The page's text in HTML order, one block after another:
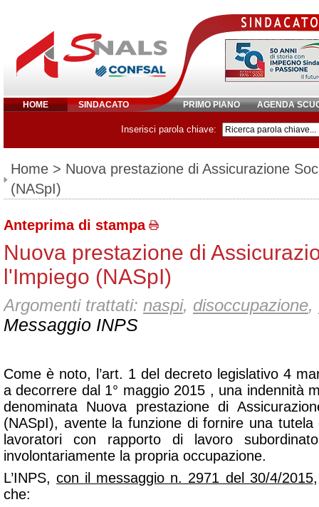
HOME SINDACATO PRIMO PIANO AGENDA
Inserisci parola chiave:
Home > Nuova prestazione di Assicurazione
(NASpI)
Anteprima di stampa
Nuova prestazione di
l'Impiego (NASpI)
Argomenti trattati: naspi, disoccupazione,
Messaggio INPS
Come è noto, l’art. 1 del decreto legislativo 4
a decorrere dal 1° maggio 2015 , una indennità
denominata Nuova prestazione di
(NASpI), avente la funzione di fornire una
lavoratori con rapporto di lavoro
involontariamente la propria occupazione.
L’INPS,con il messaggio n. 2971 del 30/4/2015
che: